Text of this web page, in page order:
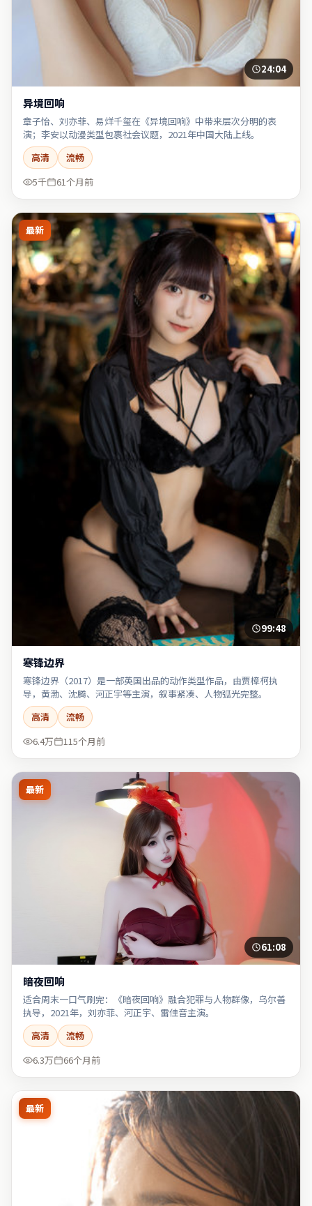
24:04
异境回响
章子怡、刘亦菲、易烊千玺在《异境回响》中带来层次分明的表
演；李安以动漫类型包裹社会议题，2021年中国大陆上线。
高清
流畅
5千
61个月前
最新
99:48
寒锋边界
寒锋边界（2017）是一部英国出品的动作类型作品，由贾樟柯执
导，黄渤、沈腾、河正宇等主演，叙事紧凑、人物弧光完整。
高清
流畅
6.4万
115个月前
最新
61:08
暗夜回响
适合周末一口气刷完：《暗夜回响》融合犯罪与人物群像，乌尔善
执导，2021年，刘亦菲、河正宇、雷佳音主演。
高清
流畅
6.3万
66个月前
最新